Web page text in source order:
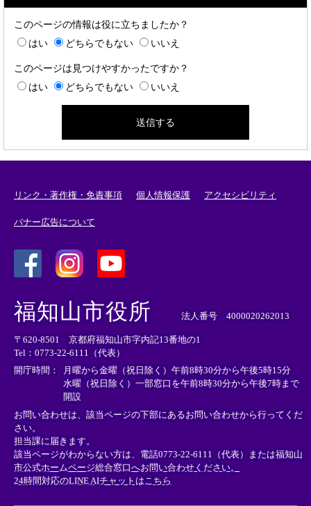
このページの情報は役に立ちましたか？
はい
どちらでもない いいえ
このページは見つけやすかったですか？
はい
どちらでもない いいえ
リンク・著作権・免責事項 個人情報保護 アクセシビリティ
バナー広告について
外
部
リ
ン
ク
＞
外
リ
ン
ク
＞
外
部
ン
ク
＞
福知山市役所 法人番号 4000020262013
〒620-8501 京都府福知山市字内記13番地の1
Tel：0773-22-6111（代表）
開庁時間：
月曜から金曜（祝日除く）午前8時30分から午後5時15分
水曜（祝日除く）一部窓口を午前8時30分から午後7時まで
開設
お問い合わせは、該当ページの下部にあるお問い合わせから行ってくだ
さい。
担当課に届きます。
該当ページがわからない方は、電話0773-22-6111（代表）または福知山
市公式ホームページ総合窓口へお問い合わせください。
24時間対応のLINE AIチャットはこちら